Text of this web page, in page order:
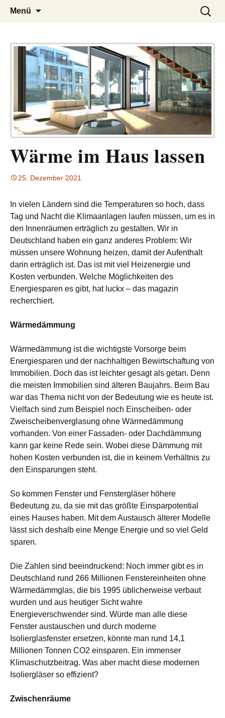
LUCKX
– das Magazin
Menü
Suchen
nach:
Wärme im Haus lassen
25. Dezember 2021
In vielen Ländern sind die Temperaturen so hoch, dass
Tag und Nacht die Klimaanlagen laufen müssen, um es in
den Innenräumen erträglich zu gestalten. Wir in
Deutschland haben ein ganz anderes Problem: Wir
müssen unsere Wohnung heizen, damit der Aufenthalt
darin erträglich ist. Das ist mit viel Heizenergie und
Kosten verbunden. Welche Möglichkeiten des
Energiesparen es gibt, hat luckx – das magazin
recherchiert.
Wärmedämmung
Wärmedämmung ist die wichtigste Vorsorge beim
Energiesparen und der nachhaltigen Bewirtschaftung von
Immobilien. Doch das ist leichter gesagt als getan. Denn
die meisten Immobilien sind älteren Baujahrs. Beim Bau
war das Thema nicht von der Bedeutung wie es heute ist.
Vielfach sind zum Beispiel noch Einscheiben- oder
Zweischeibenverglasung ohne Wärmedämmung
vorhanden. Von einer Fassaden- oder Dachdämmung
kann gar keine Rede sein. Wobei diese Dämmung mit
hohen Kosten verbunden ist, die in keinem Verhältnis zu
den Einsparungen steht.
So kommen Fenster und Fenstergläser höhere
Bedeutung zu, da sie mit das größte Einsparpotential
eines Hauses haben. Mit dem Austausch älterer Modelle
lässt sich deshalb eine Menge Energie und so viel Geld
sparen.
Die Zahlen sind beeindruckend: Noch immer gibt es in
Deutschland rund 266 Millionen Fenstereinheiten ohne
Wärmedämmglas, die bis 1995 üblicherweise verbaut
wurden und aus heutiger Sicht wahre
Energieverschwender sind. Würde man alle diese
Fenster austauschen und durch moderne
Isolierglasfenster ersetzen, könnte man rund 14,1
Millionen Tonnen CO2 einsparen. Ein immenser
Klimaschutzbeitrag. Was aber macht diese modernen
Isoliergläser so effizient?
Zwischenräume